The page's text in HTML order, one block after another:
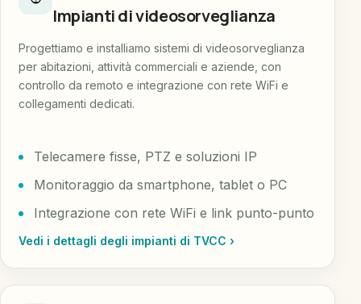
Impianti di videosorveglianza
Progettiamo e installiamo sistemi di videosorveglianza
per abitazioni, attività commerciali e aziende, con
controllo da remoto e integrazione con rete WiFi e
collegamenti dedicati.
Telecamere fisse, PTZ e soluzioni IP
Monitoraggio da smartphone, tablet o PC
Integrazione con rete WiFi e link punto-punto
Vedi i dettagli degli impianti di TVCC ›